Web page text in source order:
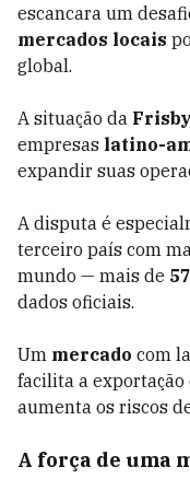
escancara um
mercados locais
global.
A situação da Frisby
empresas latino-
expandir suas
A disputa é
terceiro país com
mundo — mais de
dados oficiais.
Um mercado com
facilita a exportação
aumenta os riscos
A força de uma